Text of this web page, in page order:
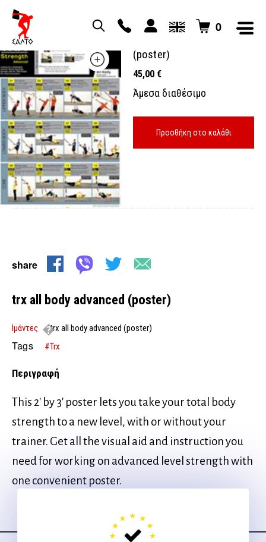
0
(poster)
45,00 €
Άμεσα διαθέσιμο
Προσθήκη στο καλάθι
share
trx all body advanced (poster)
Ιμάντες trx all body advanced (poster)
Tags #Trx
Περιγραφή
This 2′ by 3′ poster lets you take your total body
strength to a new level, with or without your
trainer. Get all the visual aid and instruction you
need for working on advanced level strength with
one convenient poster.
Ακολουθήστε μας
στα social media